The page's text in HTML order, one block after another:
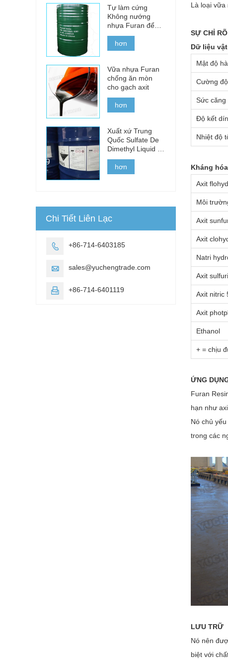
Là loại vữa
SỰ CHỈ RÕ
Dữ liệu
Mật độ
Cường
Sức căng
Độ kết
Nhiệt độ
Kháng
Axit
Môi
Axit
Axit
Natri
Axit
Axit nitric
Axit
Ethanol
+ = chịu
ỨNG
Furan
hạn như
Nó chủ
trong các
LƯU TRỮ
Nó nên
biệt với
Tự làm cứng
Không nướng
nhựa Furan để
đúc sắt, thép và
kim loại màu
hơn
Vữa nhựa Furan
chống ăn mòn
cho gạch axit
hơn
Xuất xứ Trung
Quốc Sulfate De
Dimethyl Liquid để
bán
hơn
Chi Tiết Liên Lạc
 +86-714-6403185
 sales@yuchengtrade.com
 +86-714-6401119